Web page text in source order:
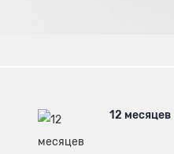
12 месяцев